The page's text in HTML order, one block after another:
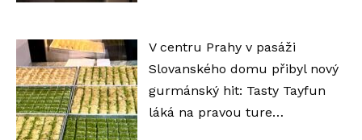
V centru Prahy v pasáži
Slovanského domu přibyl nový
gurmánský hit: Tasty Tayfun
láká na pravou ture…